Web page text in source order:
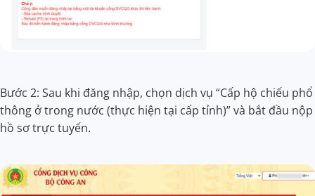
Bước 2: Sau khi đăng nhập, chọn dịch vụ “Cấp hộ chiếu phổ
thông ở trong nước (thực hiện tại cấp tỉnh)” và bắt đầu nộp
hồ sơ trực tuyến.